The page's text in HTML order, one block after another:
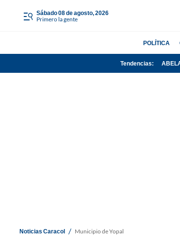
sábado 08 de agosto, 2026
Primero la gente
POLÍTICA
Tendencias:
Noticias Caracol / Municipio de Yopal